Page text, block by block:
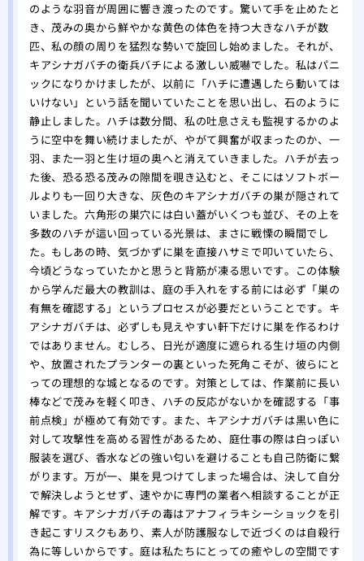
のような羽音が周囲に響き渡ったのです。驚いて手を止めたと
き、茂みの奥から鮮やかな黄色の体色を持つ大きなハチが数
匹、私の顔の周りを猛烈な勢いで旋回し始めました。それが、
キアシナガバチの衛兵バチによる激しい威嚇でした。私はパニ
ックになりかけましたが、以前に「ハチに遭遇したら動いては
いけない」という話を聞いていたことを思い出し、石のように
静止しました。ハチは数分間、私の吐息さえも監視するかのよ
うに空中を舞い続けましたが、やがて興奮が収まったのか、一
羽、また一羽と生け垣の奥へと消えていきました。ハチが去っ
た後、恐る恐る茂みの隙間を覗き込むと、そこにはソフトボー
ルよりも一回り大きな、灰色のキアシナガバチの巣が隠されて
いました。六角形の巣穴には白い蓋がいくつも並び、その上を
多数のハチが這い回っている光景は、まさに戦慄の瞬間でし
た。もしあの時、気づかずに巣を直接ハサミで叩いていたら、
今頃どうなっていたかと思うと背筋が凍る思いです。この体験
から学んだ最大の教訓は、庭の手入れをする前には必ず「巣の
有無を確認する」というプロセスが必要だということです。キ
アシナガバチは、必ずしも見えやすい軒下だけに巣を作るわけ
ではありません。むしろ、日光が適度に遮られる生け垣の内側
や、放置されたプランターの裏といった死角こそが、彼らにと
っての理想的な城となるのです。対策としては、作業前に長い
棒などで茂みを軽く叩き、ハチの反応がないかを確認する「事
前点検」が極めて有効です。また、キアシナガバチは黒い色に
対して攻撃性を高める習性があるため、庭仕事の際は白っぽい
服装を選び、香水などの強い匂いを避けることも自己防衛に繋
がります。万が一、巣を見つけてしまった場合は、決して自分
で解決しようとせず、速やかに専門の業者へ相談することが正
解です。キアシナガバチの毒はアナフィラキシーショックを引
き起こすリスクもあり、素人が防護服なしで近づくのは自殺行
為に等しいからです。庭は私たちにとっての癒やしの空間です